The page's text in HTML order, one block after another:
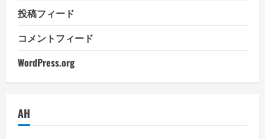
投稿フィード
コメントフィード
WordPress.org
AH